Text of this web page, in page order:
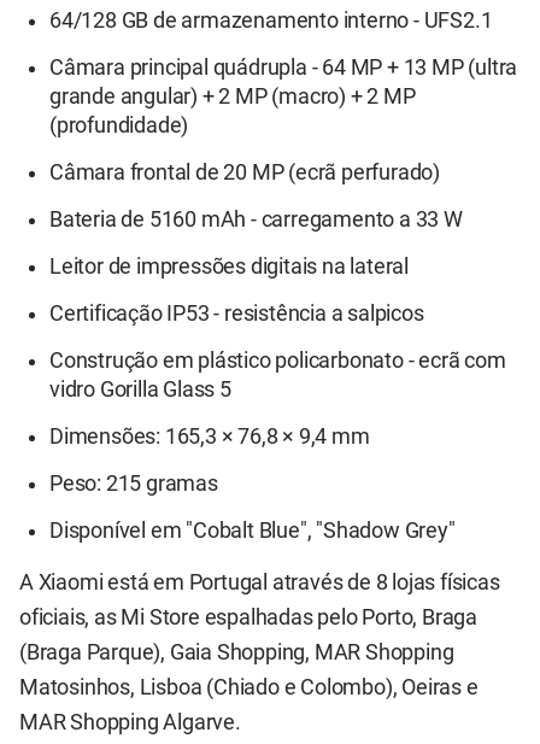
64/128 GB de armazenamento interno - UFS2.1
Câmara principal quádrupla - 64 MP + 13 MP (ultra
grande angular) + 2 MP (macro) + 2 MP
(profundidade)
Câmara frontal de 20 MP (ecrã perfurado)
Bateria de 5160 mAh - carregamento a 33 W
Leitor de impressões digitais na lateral
Certificação IP53 - resistência a salpicos
Construção em plástico policarbonato - ecrã com
vidro Gorilla Glass 5
Dimensões: 165,3 × 76,8 × 9,4 mm
Peso: 215 gramas
Disponível em "Cobalt Blue", "Shadow Grey"
A Xiaomi está em Portugal através de 8 lojas físicas
oficiais, as Mi Store espalhadas pelo Porto, Braga
(Braga Parque), Gaia Shopping, MAR Shopping
Matosinhos, Lisboa (Chiado e Colombo), Oeiras e
MAR Shopping Algarve.